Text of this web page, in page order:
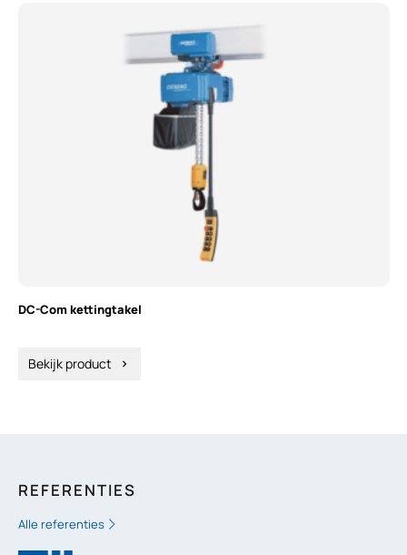
DC-Com kettingtakel
Bekijk product chevron_right
REFERENTIES
Alle referenties